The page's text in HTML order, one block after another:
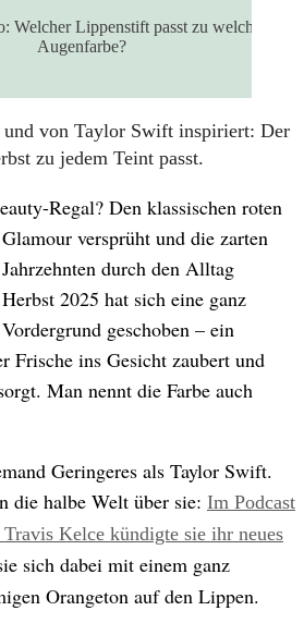
Welcher Lippenstift passt zu welcher
Augenfarbe?
von Taylor Swift inspiriert: Der
zu jedem Teint passt.
Regal? Den klassischen roten
versprüht und die zarten
durch den Alltag
2025 hat sich eine ganz
geschoben – ein
Frische ins Gesicht zaubert und
Man nennt die Farbe auch
Geringeres als Taylor Swift.
die halbe Welt über sie: Im Podcast
Kelce kündigte sie ihr neues
sich dabei mit einem ganz
Orangeton auf den Lippen.